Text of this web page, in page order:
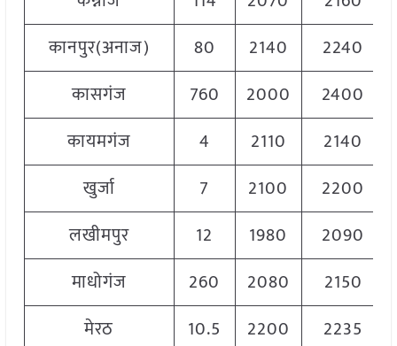
कानपुर(अनाज)
80 2140
2240
कासगंज
760 2000
2400
कायमगंज
4 2110
2140
खुर्जा
7 2100
2200
लखीमपुर
12 1980
2090
माधोगंज
260 2080
2150
मेरठ
10.5 2200 2235